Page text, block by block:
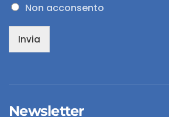
Non acconsento
Invia
Newsletter